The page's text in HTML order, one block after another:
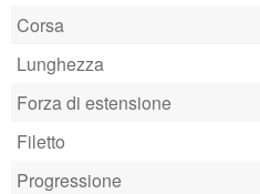
Corsa
Lunghezza
Forza di estensione
Filetto
Progressione